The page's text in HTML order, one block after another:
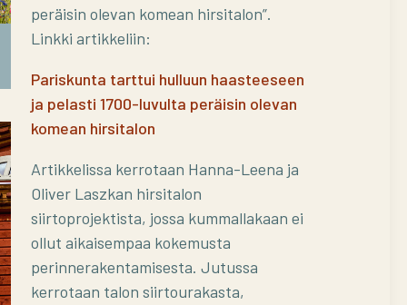
peräisin olevan komean hirsitalon”.
Linkki artikkeliin:
Pariskunta tarttui hulluun haasteeseen
ja pelasti 1700-luvulta peräisin olevan
komean hirsitalon
Artikkelissa kerrotaan Hanna-Leena ja
Oliver Laszkan hirsitalon
siirtoprojektista, jossa kummallakaan ei
ollut aikaisempaa kokemusta
perinnerakentamisesta. Jutussa
kerrotaan talon siirtourakasta,